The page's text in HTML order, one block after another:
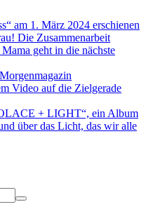
am 1. März 2024 erschienen
Die Zusammenarbeit
geht in die nächste
Video auf die Zielgerade
+ LIGHT“, ein Album
über das Licht, das wir alle